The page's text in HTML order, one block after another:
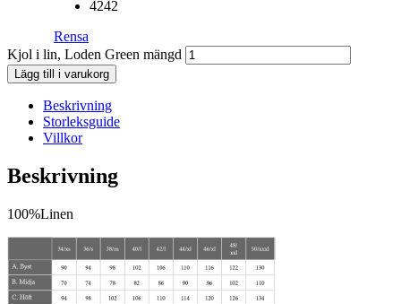
4242
Rensa
Kjol i lin, Loden Green mängd
Lägg till i varukorg
Beskrivning
Storleksguide
Villkor
Beskrivning
100%Linen